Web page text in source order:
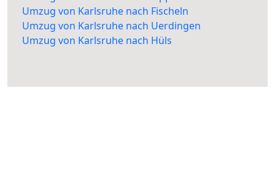
Umzug von Karlsruhe nach Fischeln
Umzug von Karlsruhe nach Uerdingen
Umzug von Karlsruhe nach Hüls